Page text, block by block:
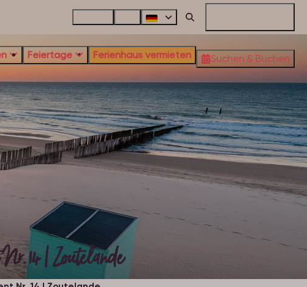
Feiertage Ferienhaus vermieten Suchen & Buchen
14 | Zoutelande